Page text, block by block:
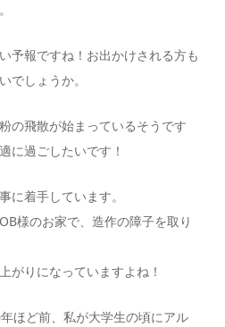
予報ですね！お出かけされる方も
でしょうか。
の飛散が始まっているそうです
に過ごしたいです！
に着手しています。
様のお家で、造作の障子を取り
がりになっていますよね！
ほど前、私が大学生の頃にアル